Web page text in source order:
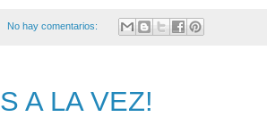
No hay comentarios:
A LA VEZ!